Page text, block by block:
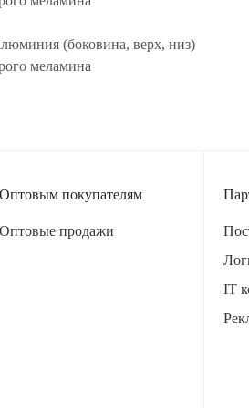
(боковина, верх, низ)
меламина
Оптовым покупателям
Оптовые продажи
IT